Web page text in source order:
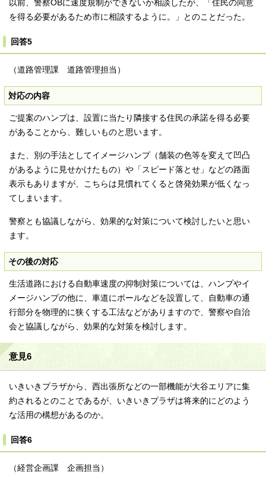
以前、警察OBに速度規制ができないか相談したが、「住民の同意
を得る必要があるため市に相談するように。」とのことだった。
回答5
（道路管理課 道路管理担当）
対応の内容
ご提案のハンプは、設置に当たり隣接する住民の承諾を得る必要
があることから、難しいものと思います。
また、別の手法としてイメージハンプ（舗装の色等を変えて凹凸
があるように見せかけたもの）や「スピード落とせ」などの路面
表示もありますが、こちらは見慣れてくると啓発効果が低くなっ
てしまいます。
警察とも協議しながら、効果的な対策について検討したいと思い
ます。
その後の対応
生活道路における自動車速度の抑制対策については、ハンプやイ
メージハンプの他に、車道にポールなどを設置して、自動車の通
行部分を物理的に狭くする工法などがありますので、警察や自治
会と協議しながら、効果的な対策を検討します。
意見6
いきいきプラザから、西出張所などの一部機能が大谷エリアに集
約されるとのことであるが、いきいきプラザは将来的にどのよう
な活用の構想があるのか。
回答6
（経営企画課 企画担当）